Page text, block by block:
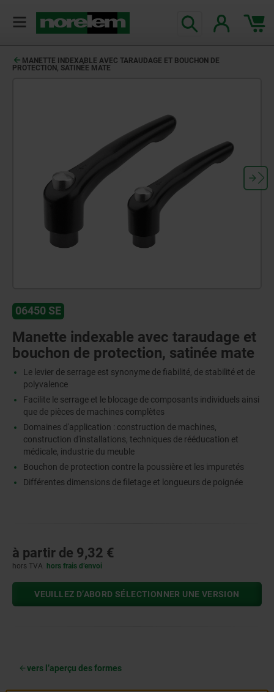
MANETTE INDEXABLE AVEC TARAUDAGE ET BOUCHON DE
PROTECTION, SATINÉE MATE
06450 SE
Manette indexable avec taraudage et
bouchon de protection, satinée mate
Le levier de serrage est synonyme de fiabilité, de stabilité et de
polyvalence
Facilite le serrage et le blocage de composants individuels ainsi
que de pièces de machines complètes
Domaines d'application : construction de machines,
construction d'installations, techniques de rééducation et
médicale, industrie du meuble
Bouchon de protection contre la poussière et les impuretés
Différentes dimensions de filetage et longueurs de poignée
à partir de 9,32 €
hors TVA hors frais d’envoi
VEUILLEZ D’ABORD SÉLECTIONNER UNE VERSION
vers l’aperçu des formes